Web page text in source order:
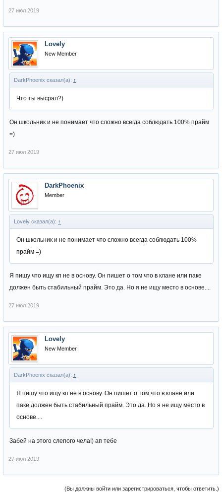
27 июл 2019
Lovely
New Member
DarkPhoenix сказал(а): ↑
Что ты высрал?)
Он школьник и не понимает что сложно всегда соблюдать 100% прайм
=)
27 июл 2019
DarkPhoenix
Member
Lovely сказал(а): ↑
Он школьник и не понимает что сложно всегда соблюдать 100%
прайм =)
Я пишу что ищу кп не в основу. Он пишет о том что в клане или паке
должен быть стабильный прайм. Это да. Но я не ищу место в основе....
27 июл 2019
Lovely
New Member
DarkPhoenix сказал(а): ↑
Я пишу что ищу кп не в основу. Он пишет о том что в клане или
паке должен быть стабильный прайм. Это да. Но я не ищу место в
основе....
Забей на этого слепого чела!) ап тебе
27 июл 2019
(Вы должны войти или зарегистрироваться, чтобы ответить.)